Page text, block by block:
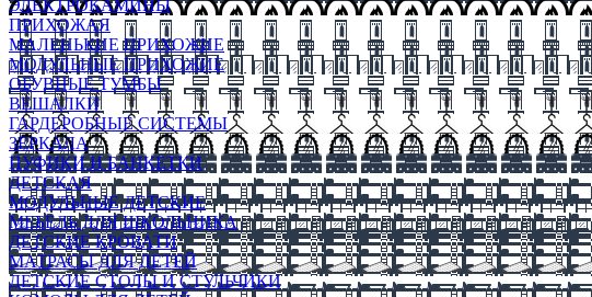
ЭЛЕКТРОКАМИНЫ
ПРИХОЖАЯ
МАЛЕНЬКИЕ ПРИХОЖИЕ
МОДУЛЬНЫЕ ПРИХОЖИЕ
ОБУВНЫЕ ТУМБЫ
ВЕШАЛКИ
ГАРДЕРОБНЫЕ СИСТЕМЫ
ЗЕРКАЛА
ПУФИКИ И БАНКЕТКИ
ДЕТСКАЯ
МОДУЛЬНЫЕ ДЕТСКИЕ
МЕБЕЛЬ ДЛЯ ШКОЛЬНИКА
ДЕТСКИЕ КРОВАТИ
МАТРАСЫ ДЛЯ ДЕТЕЙ
ДЕТСКИЕ СТОЛЫ И СТУЛЬЧИКИ